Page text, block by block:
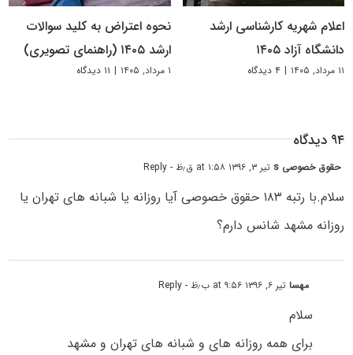
اعلام شهریه کارشناسی ارشد
دانشگاه آزاد ۱۴۰۵
۱۱ مرداد, ۱۴۰۵ | ۴ دیدگاه
نحوه اعتراض به کلید سوالات
ارشد ۱۴۰۵ (راهنمای تصویری)
۱ مرداد, ۱۴۰۵ | ۱۱ دیدگاه
۹۴ دیدگاه
حقوق خصوصی s تیر ۳, ۱۳۹۶ at ۱:۵۸ ق٫ظ - Reply
سلام.با رتبه ۱۸۳ حقوق خصوصی آیا روزانه یا شبانه های تهران یا
روزانه مشهد شانس دارم؟
مهساتیر ۶, ۱۳۹۶ at ۹:۵۶ ب٫ظ - Reply
سلام
برای همه روزانه های و شبانه های تهران و مشهد